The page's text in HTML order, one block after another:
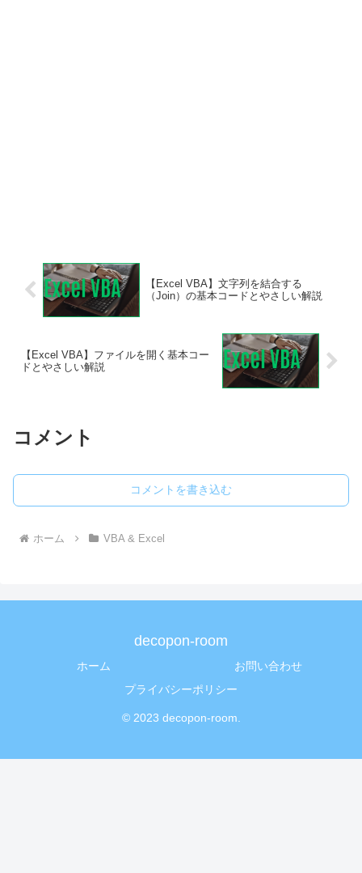
【Excel VBA】文字列を結合する
（Join）の基本コードとやさしい解説
【Excel VBA】ファイルを開く基本コー
ドとやさしい解説
コメント
コメントを書き込む
ホーム VBA & Excel
decopon-room
ホーム
お問い合わせ
プライバシーポリシー
© 2023 decopon-room.